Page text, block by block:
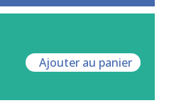
Ajouter au panier